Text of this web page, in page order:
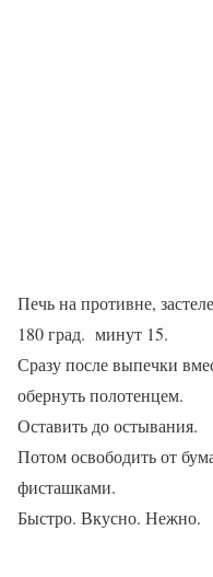
Печь на противне,
180 град. минут 15.
Сразу после выпечки
обернуть полотенцем.
Оставить до остывания.
Потом освободить от
фисташками.
Быстро. Вкусно. Нежно.